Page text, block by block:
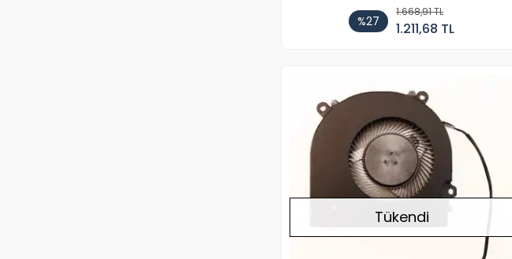
%27
1.668,91 TL
1.211,68 TL
Tükendi